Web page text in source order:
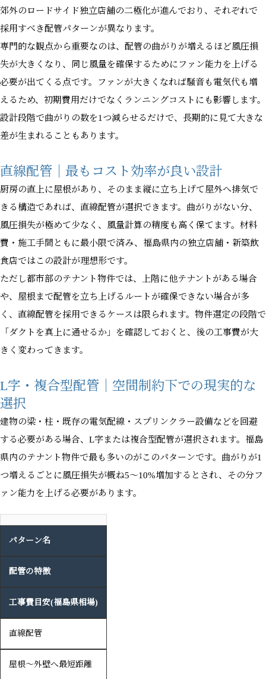
郊外のロードサイド独立店舗の二極化が進んでおり、それぞれで
採用すべき配管パターンが異なります。
専門的な観点から重要なのは、配管の曲がりが増えるほど風圧損
失が大きくなり、同じ風量を確保するためにファン能力を上げる
必要が出てくる点です。ファンが大きくなれば騒音も電気代も増
えるため、初期費用だけでなくランニングコストにも影響します。
設計段階で曲がりの数を1つ減らせるだけで、長期的に見て大きな
差が生まれることもあります。
直線配管｜最もコスト効率が良い設計
厨房の直上に屋根があり、そのまま縦に立ち上げて屋外へ排気で
きる構造であれば、直線配管が選択できます。曲がりがない分、
風圧損失が極めて少なく、風量計算の精度も高く保てます。材料
費・施工手間ともに最小限で済み、福島県内の独立店舗・新築飲
食店ではこの設計が理想形です。
ただし都市部のテナント物件では、上階に他テナントがある場合
や、屋根まで配管を立ち上げるルートが確保できない場合が多
く、直線配管を採用できるケースは限られます。物件選定の段階で
「ダクトを真上に通せるか」を確認しておくと、後の工事費が大
きく変わってきます。
L字・複合型配管｜空間制約下での現実的な
選択
建物の梁・柱・既存の電気配線・スプリンクラー設備などを回避
する必要がある場合、L字または複合型配管が選択されます。福島
県内のテナント物件で最も多いのがこのパターンです。曲がりが1
つ増えるごとに風圧損失が概ね5〜10%増加するとされ、その分フ
ァン能力を上げる必要があります。
パターン名
配管の特徴
工事費目安(福島県相場)
直線配管
屋根〜外壁へ最短距離